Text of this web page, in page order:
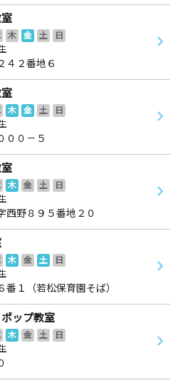
木 金 土
日
４２番地６
木 金 土
日
００－５
木 金 土
日
西野８９５番地２０
木 金 土
日
１（若松保育園そば）
ップ教室
木 金 土
日